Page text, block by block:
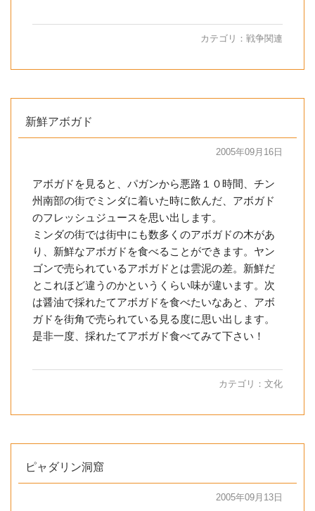
カテゴリ： 戦争関連
新鮮アボガド
2005年09月16日
アボガドを見ると、パガンから悪路１０時間、チン
州南部の街でミンダに着いた時に飲んだ、アボガド
のフレッシュジュースを思い出します。
ミンダの街では街中にも数多くのアボガドの木があ
り、新鮮なアボガドを食べることができます。ヤン
ゴンで売られているアボガドとは雲泥の差。新鮮だ
とこれほど違うのかというくらい味が違います。次
は醤油で採れたてアボガドを食べたいなあと、アボ
ガドを街角で売られている見る度に思い出します。
是非一度、採れたてアボガド食べてみて下さい！
カテゴリ： 文化
ピャダリン洞窟
2005年09月13日